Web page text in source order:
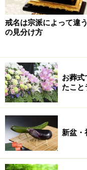
介護用に開発された
流します
浴槽を室内へセ
そのあとお湯を
布団に安置され
解きます。衣服
す。
ご遺体を浴槽に
胸元にかけて湯
いることが多い
戒名は宗派によって違
の見分け方
お葬
たこと
新盆・